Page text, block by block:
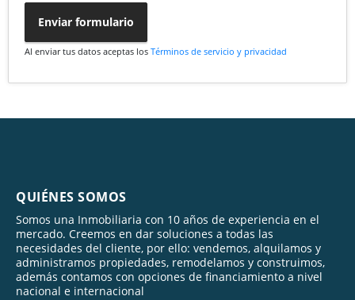
Enviar formulario
Al enviar tus datos aceptas los Términos de servicio y privacidad
QUIÉNES SOMOS
Somos una Inmobiliaria con 10 años de experiencia en el
mercado. Creemos en dar soluciones a todas las
necesidades del cliente, por ello: vendemos, alquilamos y
administramos propiedades, remodelamos y construimos,
además contamos con opciones de financiamiento a nivel
nacional e internacional